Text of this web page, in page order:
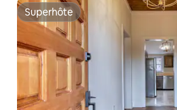
Superhôte
Superhôte